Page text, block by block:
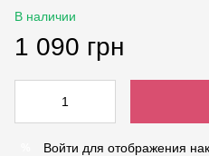
В наличии
1 090 грн
Войти для отображения